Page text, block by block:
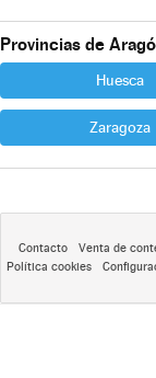
Provincias de
Huesca
Zaragoza
Contacto Venta de
Política cookies